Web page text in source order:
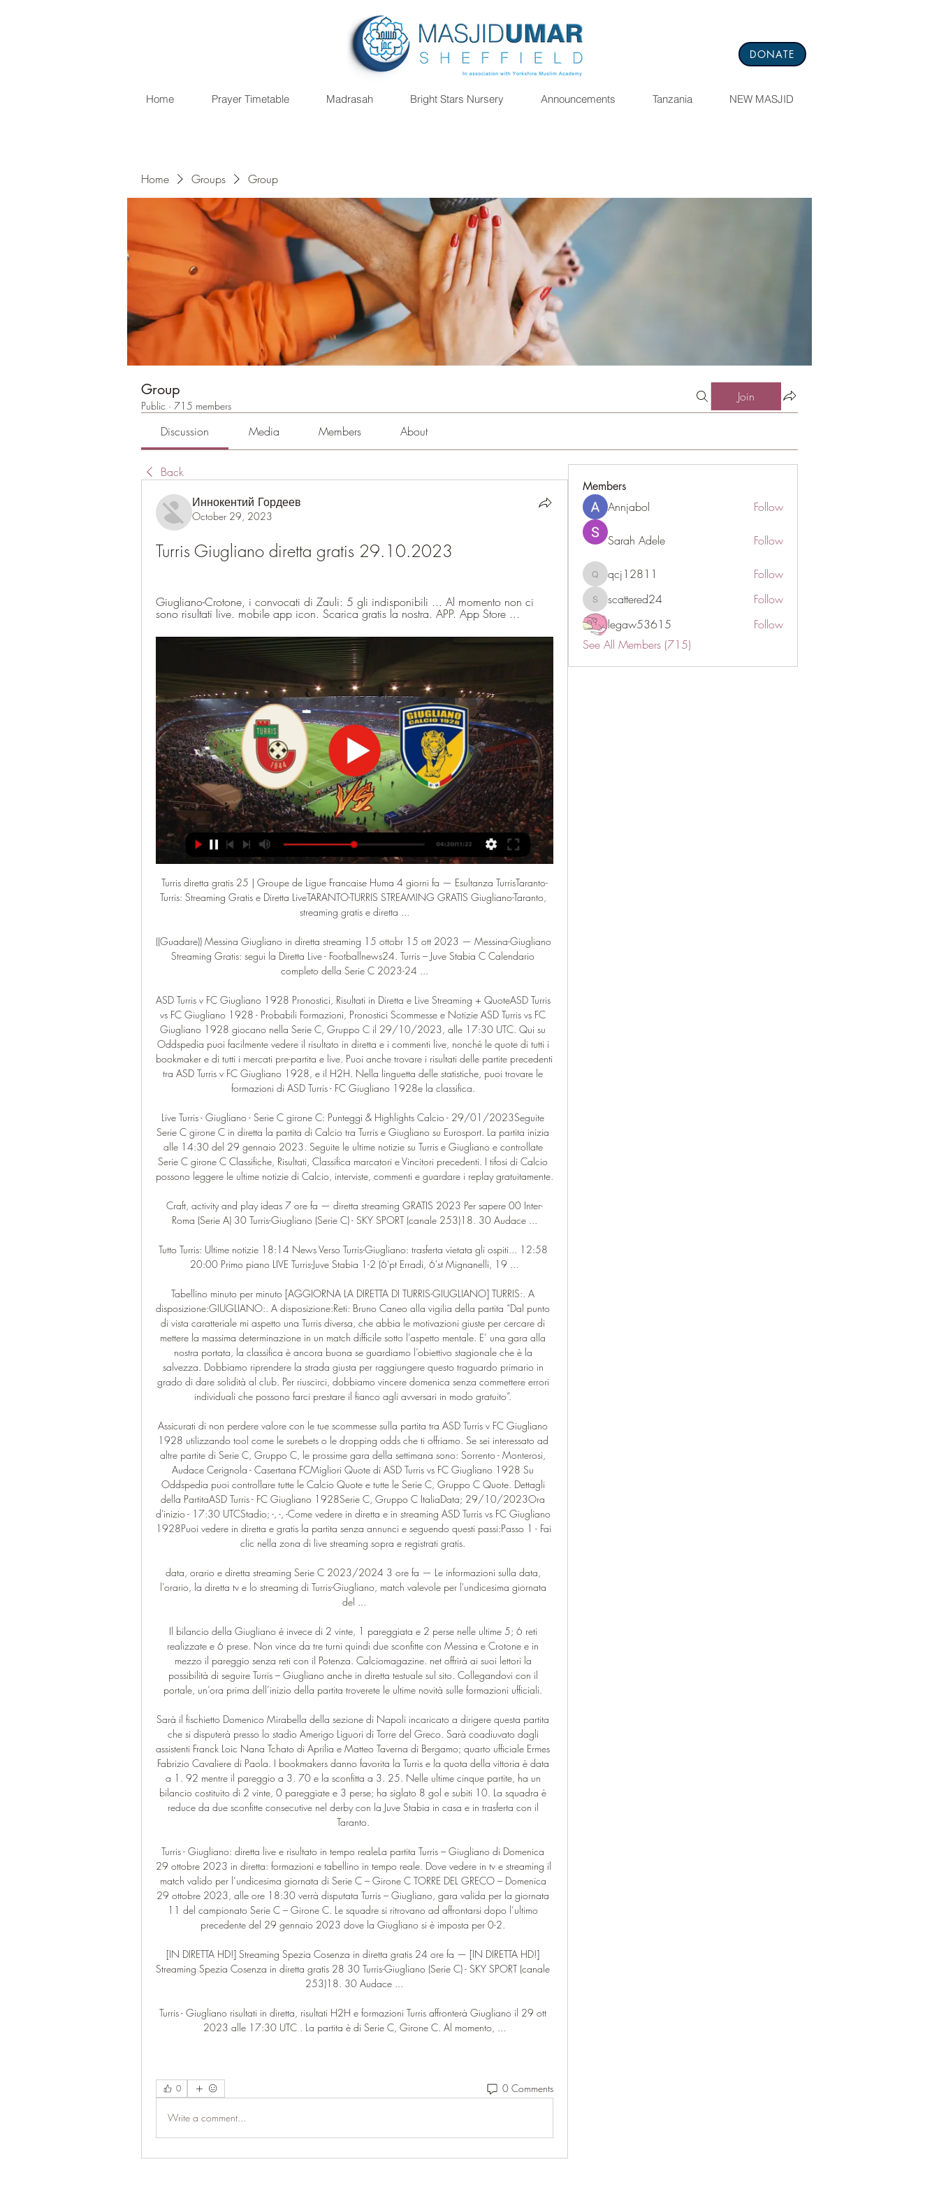
DONATE
Home Prayer Timetable Madrasah Bright Stars Nursery Announcements Tanzania NEW MASJID
Home Groups Group
Group
Public · 715 members
Join
Discussion Media Members About
Back
Иннокентий Гордеев
October 29, 2023
Turris Giugliano diretta gratis 29.10.2023
Giugliano-Crotone, i convocati di Zauli: 5 gli indisponibili ... Al momento non ci
sono risultati live. mobile app icon. Scarica gratis la nostra. APP. App Store ...
Turris diretta gratis 25 | Groupe de Ligue Francaise Huma 4 giorni fa — Esultanza TurrisTaranto-
Turris: Streaming Gratis e Diretta LiveTARANTO-TURRIS STREAMING GRATIS Giugliano-Taranto,
streaming gratis e diretta ...
((Guadare)) Messina Giugliano in diretta streaming 15 ottobr 15 ott 2023 — Messina-Giugliano
Streaming Gratis: segui la Diretta Live - Footballnews24. Turris – Juve Stabia C Calendario
completo della Serie C 2023-24 ...
ASD Turris v FC Giugliano 1928 Pronostici, Risultati in Diretta e Live Streaming + QuoteASD Turris
vs FC Giugliano 1928 - Probabili Formazioni, Pronostici Scommesse e Notizie ASD Turris vs FC
Giugliano 1928 giocano nella Serie C, Gruppo C il 29/10/2023, alle 17:30 UTC. Qui su
Oddspedia puoi facilmente vedere il risultato in diretta e i commenti live, nonché le quote di tutti i
bookmaker e di tutti i mercati pre-partita e live. Puoi anche trovare i risultati delle partite precedenti
tra ASD Turris v FC Giugliano 1928, e il H2H. Nella linguetta delle statistiche, puoi trovare le
formazioni di ASD Turris - FC Giugliano 1928e la classifica.
Live Turris - Giugliano - Serie C girone C: Punteggi & Highlights Calcio - 29/01/2023Seguite
Serie C girone C in diretta la partita di Calcio tra Turris e Giugliano su Eurosport. La partita inizia
alle 14:30 del 29 gennaio 2023. Seguite le ultime notizie su Turris e Giugliano e controllate
Serie C girone C Classifiche, Risultati, Classifica marcatori e Vincitori precedenti. I tifosi di Calcio
possono leggere le ultime notizie di Calcio, interviste, commenti e guardare i replay gratuitamente.
Craft, activity and play ideas 7 ore fa — diretta streaming GRATIS 2023 Per sapere 00 Inter-
Roma (Serie A) 30 Turris-Giugliano (Serie C) - SKY SPORT (canale 253)18. 30 Audace ...
Tutto Turris: Ultime notizie 18:14 News Verso Turris-Giugliano: trasferta vietata gli ospiti... 12:58
20:00 Primo piano LIVE Turris-Juve Stabia 1-2 (6'pt Erradi, 6'st Mignanelli, 19 ...
Tabellino minuto per minuto [AGGIORNA LA DIRETTA DI TURRIS-GIUGLIANO] TURRIS:. A
disposizione:GIUGLIANO:. A disposizione:Reti: Bruno Caneo alla vigilia della partita “Dal punto
di vista caratteriale mi aspetto una Turris diversa, che abbia le motivazioni giuste per cercare di
mettere la massima determinazione in un match difficile sotto l’aspetto mentale. E’ una gara alla
nostra portata, la classifica è ancora buona se guardiamo l’obiettivo stagionale che è la
salvezza. Dobbiamo riprendere la strada giusta per raggiungere questo traguardo primario in
grado di dare solidità al club. Per riuscirci, dobbiamo vincere domenica senza commettere errori
individuali che possono farci prestare il fianco agli avversari in modo gratuito”.
Assicurati di non perdere valore con le tue scommesse sulla partita tra ASD Turris v FC Giugliano
1928 utilizzando tool come le surebets o le dropping odds che ti offriamo. Se sei interessato ad
altre partite di Serie C, Gruppo C, le prossime gara della settimana sono: Sorrento - Monterosi,
Audace Cerignola - Casertana FCMigliori Quote di ASD Turris vs FC Giugliano 1928 Su
Oddspedia puoi controllare tutte le Calcio Quote e tutte le Serie C, Gruppo C Quote. Dettagli
della PartitaASD Turris - FC Giugliano 1928Serie C, Gruppo C ItaliaData; 29/10/2023Ora
d'inizio - 17:30 UTCStadio; -, -, -Come vedere in diretta e in streaming ASD Turris vs FC Giugliano
1928Puoi vedere in diretta e gratis la partita senza annunci e seguendo questi passi:Passo 1 - Fai
clic nella zona di live streaming sopra e registrati gratis.
data, orario e diretta streaming Serie C 2023/2024 3 ore fa — Le informazioni sulla data,
l'orario, la diretta tv e lo streaming di Turris-Giugliano, match valevole per l'undicesima giornata
del ...
Il bilancio della Giugliano é invece di 2 vinte, 1 pareggiata e 2 perse nelle ultime 5; 6 reti
realizzate e 6 prese. Non vince da tre turni quindi due sconfitte con Messina e Crotone e in
mezzo il pareggio senza reti con il Potenza. Calciomagazine. net offrirà ai suoi lettori la
possibilità di seguire Turris – Giugliano anche in diretta testuale sul sito. Collegandovi con il
portale, un’ora prima dell’inizio della partita troverete le ultime novità sulle formazioni ufficiali.
Sarà il fischietto Domenico Mirabella della sezione di Napoli incaricato a dirigere questa partita
che si disputerà presso lo stadio Amerigo Liguori di Torre del Greco. Sarà coadiuvato dagli
assistenti Franck Loic Nana Tchato di Aprilia e Matteo Taverna di Bergamo; quarto ufficiale Ermes
Fabrizio Cavaliere di Paola. I bookmakers danno favorita la Turris e la quota della vittoria è data
a 1. 92 mentre il pareggio a 3. 70 e la sconfitta a 3. 25. Nelle ultime cinque partite, ha un
bilancio costituito di 2 vinte, 0 pareggiate e 3 perse; ha siglato 8 gol e subiti 10. La squadra è
reduce da due sconfitte consecutive nel derby con la Juve Stabia in casa e in trasferta con il
Taranto.
Turris - Giugliano: diretta live e risultato in tempo realeLa partita Turris – Giugliano di Domenica
29 ottobre 2023 in diretta: formazioni e tabellino in tempo reale. Dove vedere in tv e streaming il
match valido per l’undicesima giornata di Serie C – Girone C TORRE DEL GRECO – Domenica
29 ottobre 2023, alle ore 18:30 verrà disputata Turris – Giugliano, gara valida per la giornata
11 del campionato Serie C – Girone C. Le squadre si ritrovano ad affrontarsi dopo l’ultimo
precedente del 29 gennaio 2023 dove la Giugliano si è imposta per 0-2.
[IN DIRETTA HD!] Streaming Spezia Cosenza in diretta gratis 24 ore fa — [IN DIRETTA HD!]
Streaming Spezia Cosenza in diretta gratis 28 30 Turris-Giugliano (Serie C) - SKY SPORT (canale
253)18. 30 Audace ...
Turris - Giugliano risultati in diretta, risultati H2H e formazioni Turris affronterà Giugliano il 29 ott
2023 alle 17:30 UTC . La partita è di Serie C, Girone C. Al momento, ...
0 0 Comments
Write a comment...
Members
Annjabol Follow
Sarah Adele Follow
qcj12811
qcj12811 Follow
scattered24
scattered24
Follow
legaw53615
Follow
See All Members (715)